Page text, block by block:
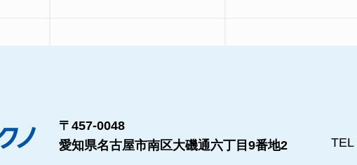
〒457-0048
愛知県名古屋市南区大磯通六丁目9番地2
TEL